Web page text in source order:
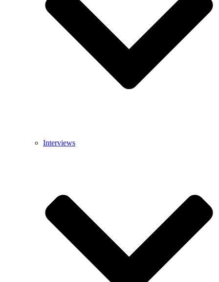
Interviews